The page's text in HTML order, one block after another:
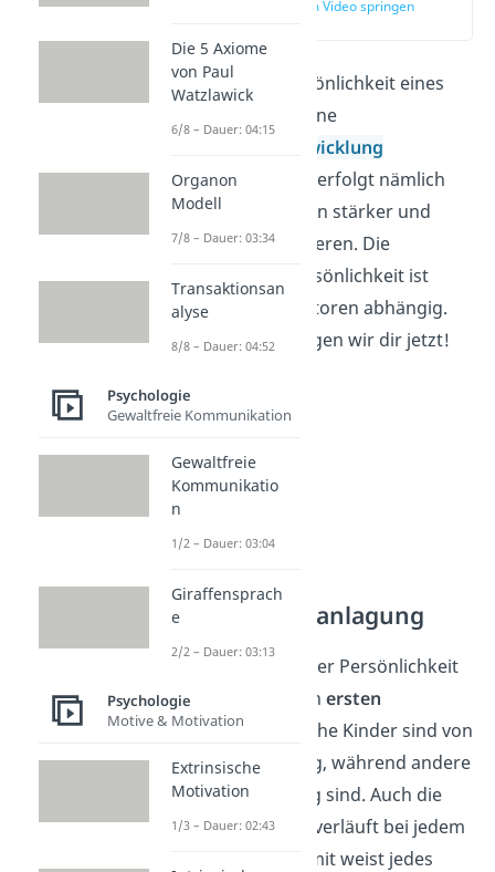
zur Stelle im Video springen
Die individuelle Persönlichkeit eines
Menschen ist auf seine
Persönlichkeitsentwicklung
zurückzuführen. Sie erfolgt nämlich
bei einigen Menschen stärker und
schneller als bei anderen. Die
Entwicklung der Persönlichkeit ist
dabei von vielen Faktoren abhängig.
Welche das sind, zeigen wir dir jetzt!
Genetische Veranlagung
Die Herausbildung der Persönlichkeit
beginnt schon in den ersten
Lebensjahren
: Manche Kinder sind von
Geburt an eher ruhig, während andere
ständig in Bewegung sind. Auch die
Sprachentwicklung
verläuft bei jedem
. Somit weist jedes
Die 5 Axiome
von Paul
Watzlawick
6/8 – Dauer: 04:15
Organon
Modell
7/8 – Dauer: 03:34
Transaktionsan
alyse
8/8 – Dauer: 04:52
Psychologie
Gewaltfreie Kommunikation
Gewaltfreie
Kommunikatio
n
1/2 – Dauer: 03:04
Giraffensprach
e
2/2 – Dauer: 03:13
Psychologie
Motive & Motivation
Extrinsische
Motivation
1/3 – Dauer: 02:43